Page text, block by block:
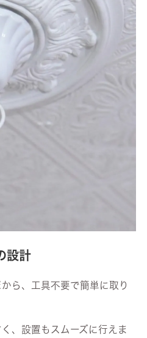
設計
ら、工具不要で簡単に取り
、設置もスムーズに行えま